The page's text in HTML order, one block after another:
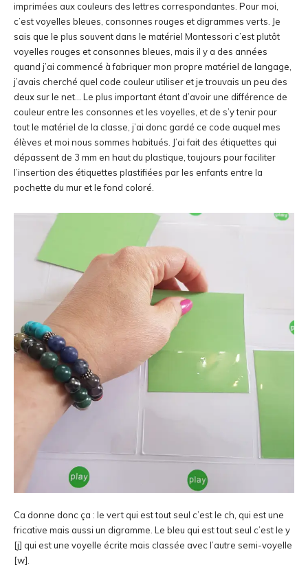
imprimées aux couleurs des lettres correspondantes. Pour moi,
c’est voyelles bleues, consonnes rouges et digrammes verts. Je
sais que le plus souvent dans le matériel Montessori c’est plutôt
voyelles rouges et consonnes bleues, mais il y a des années
quand j’ai commencé à fabriquer mon propre matériel de langage,
j’avais cherché quel code couleur utiliser et je trouvais un peu des
deux sur le net… Le plus important étant d’avoir une différence de
couleur entre les consonnes et les voyelles, et de s’y tenir pour
tout le matériel de la classe, j’ai donc gardé ce code auquel mes
élèves et moi nous sommes habitués. J’ai fait des étiquettes qui
dépassent de 3 mm en haut du plastique, toujours pour faciliter
l’insertion des étiquettes plastifiées par les enfants entre la
pochette du mur et le fond coloré.
Ca donne donc ça : le vert qui est tout seul c’est le ch, qui est une
fricative mais aussi un digramme. Le bleu qui est tout seul c’est le y
[j] qui est une voyelle écrite mais classée avec l’autre semi-voyelle
[w].